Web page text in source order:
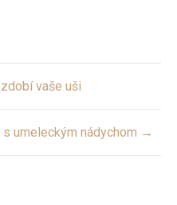
vaše uši
umeleckým nádychom →